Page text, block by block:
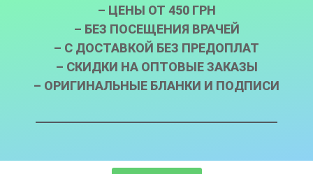
– ЦЕНЫ ОТ 450 ГРН
– БЕЗ ПОСЕЩЕНИЯ ВРАЧЕЙ
– С ДОСТАВКОЙ БЕЗ ПРЕДОПЛАТ
– СКИДКИ НА ОПТОВЫЕ ЗАКАЗЫ
– ОРИГИНАЛЬНЫЕ БЛАНКИ И ПОДПИСИ